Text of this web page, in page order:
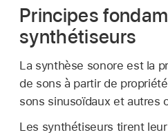
Principes
synthétiseurs
La synthèse sonore est la
de sons à partir de
sons sinusoïdaux et autres
Les synthétiseurs tirent